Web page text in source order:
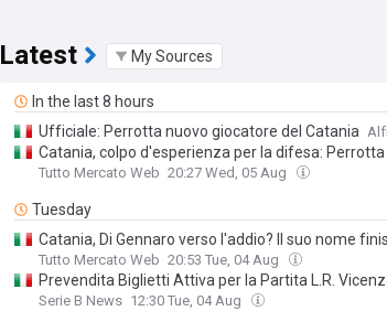
Latest My Sources
In the last 8 hours
Ufficiale: Perrotta nuovo giocatore del Catania
Catania, colpo d'esperienza per la difesa:
Tutto Mercato Web 20:27 Wed, 05 Aug
Tuesday
Catania, Di Gennaro verso l'addio? Il suo nome
Tutto Mercato Web 20:53 Tue, 04 Aug
Prevendita Biglietti Attiva per la Partita L.R.
Serie B News 12:30 Tue, 04 Aug